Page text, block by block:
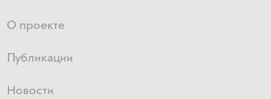
О проекте
Публикации
Новости